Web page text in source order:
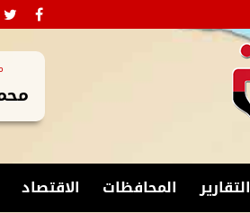
التقارير المحافظات الاقتصاد